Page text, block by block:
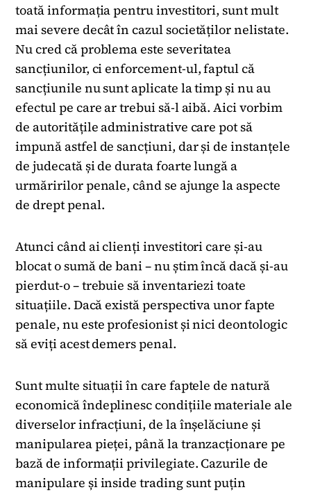
toată informația pentru investitori, sunt mult
mai severe decât în cazul societăților nelistate.
Nu cred că problema este severitatea
sancțiunilor, ci enforcement-ul, faptul că
sancțiunile nu sunt aplicate la timp și nu au
efectul pe care ar trebui să-l aibă. Aici vorbim
de autoritățile administrative care pot să
impună astfel de sancțiuni, dar și de instanțele
de judecată și de durata foarte lungă a
urmăririlor penale, când se ajunge la aspecte
de drept penal.
Atunci când ai clienți investitori care și-au
blocat o sumă de bani – nu știm încă dacă și-au
pierdut-o – trebuie să inventariezi toate
situațiile. Dacă există perspectiva unor fapte
penale, nu este profesionist și nici deontologic
să eviți acest demers penal.
Sunt multe situații în care faptele de natură
economică îndeplinesc condițiile materiale ale
diverselor infracțiuni, de la înșelăciune și
manipularea pieței, până la tranzacționare pe
bază de informații privilegiate. Cazurile de
manipulare și inside trading sunt puțin